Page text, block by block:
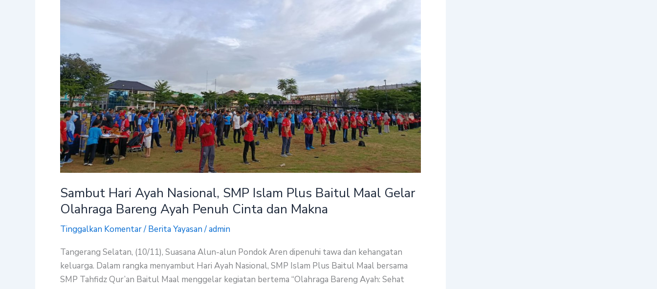
Sambut Hari Ayah Nasional, SMP Islam Plus Baitul Maal Gelar
Olahraga Bareng Ayah Penuh Cinta dan Makna
Tinggalkan Komentar/ Berita Yayasan/admin
Tangerang Selatan, (10/11), Suasana Alun-alun Pondok Aren dipenuhi tawa dan kehangatan
keluarga. Dalam rangka menyambut Hari Ayah Nasional, SMP Islam Plus Baitul Maal bersama
SMP Tahfidz Qur’an Baitul Maal menggelar kegiatan bertema “Olahraga Bareng Ayah: Sehat
Plus
Baitul
Maal
Gelar
Olahraga
Bareng
Ayah
Penuh
Cinta
Makna